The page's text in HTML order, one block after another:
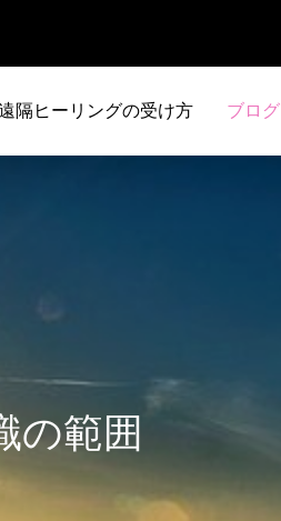
隔ヒーリングの受け方 ブログ
の範囲